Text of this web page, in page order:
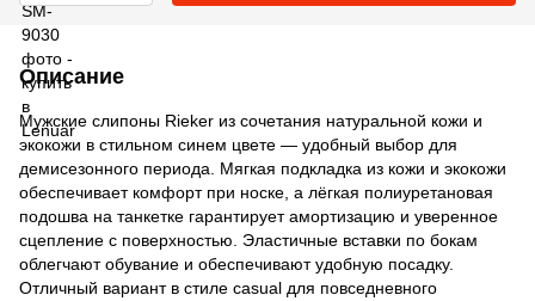
Описание
Мужские слипоны Rieker из сочетания натуральной кожи и
экокожи в стильном синем цвете — удобный выбор для
демисезонного периода. Мягкая подкладка из кожи и экокожи
обеспечивает комфорт при носке, а лёгкая полиуретановая
подошва на танкетке гарантирует амортизацию и уверенное
сцепление с поверхностью. Эластичные вставки по бокам
облегчают обувание и обеспечивают удобную посадку.
Отличный вариант в стиле casual для повседневного